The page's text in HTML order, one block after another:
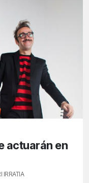
actuarán en